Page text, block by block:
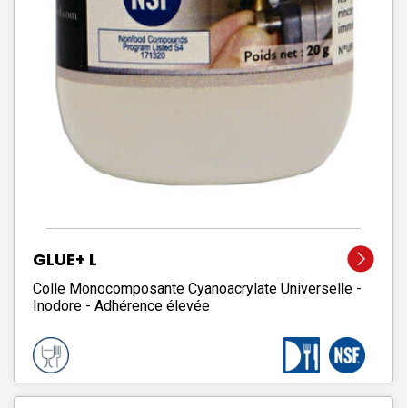
GLUE+ L
Colle Monocomposante Cyanoacrylate Universelle -
Inodore - Adhérence élevée